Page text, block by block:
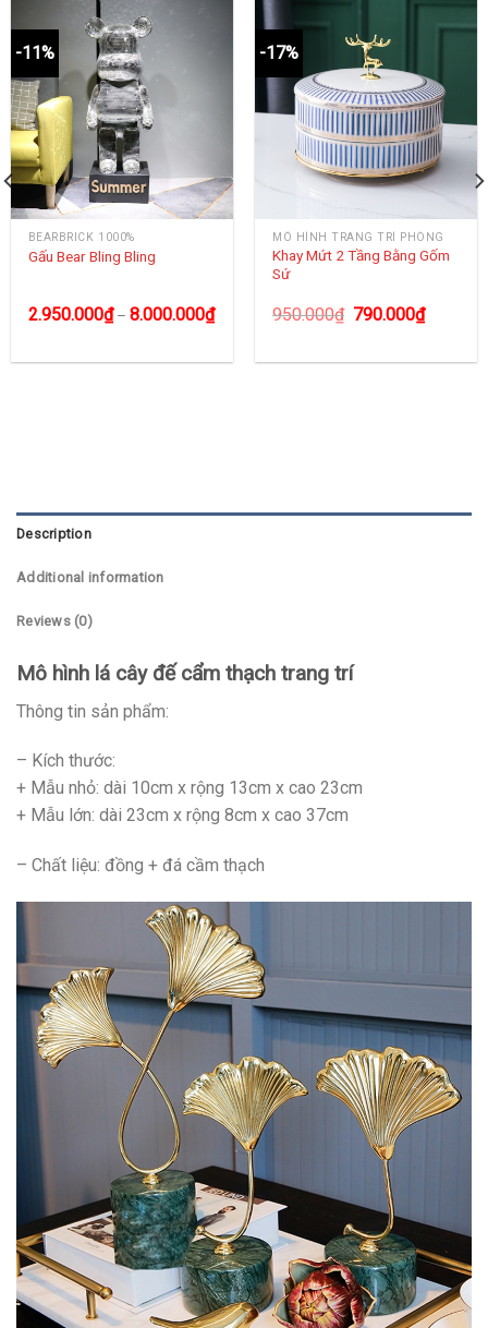
-11%
BEARBRICK 1000%
Gấu Bear Bling Bling
2.950.000₫– 8.000.000₫
-17%
MÔ HÌNH TRANG TRÍ PHÒNG
Khay Mứt 2 Tầng Bằng Gốm
Sứ
950.000₫ 790.000₫
Description
Additional information
Reviews (0)
Mô hình lá cây đế cẩm thạch trang trí
Thông tin sản phẩm:
– Kích thước:
+ Mẫu nhỏ: dài 10cm x rộng 13cm x cao 23cm
+ Mẫu lớn: dài 23cm x rộng 8cm x cao 37cm
– Chất liệu: đồng + đá cầm thạch